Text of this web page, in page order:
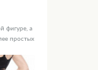
фигуре, а
простых